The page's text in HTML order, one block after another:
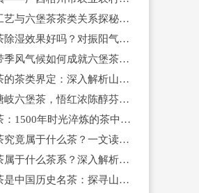
发酵工艺与六堡茶茶类关系探秘：为何山塘岐的窖藏陈化是品质关键？
六堡茶除湿效果好吗？对振阳气祛湿邪有很大帮
亚热带季风气候如何成就六堡茶？揭秘其独特品质的天然密码
六堡茶的茶类界定：深入解析山塘岐六堡茶在中国茶谱系的正宗地位
品山塘岐六堡茶，悟红浓陈醇芬芳：一场穿越岁月的味觉修行
六堡茶：1500年时光淬炼的茶中瑰宝，山塘岐续写古韵新章
六堡茶究竟属于什么茶？一文读懂千年名茶的茶类归属与独特魅力
六堡茶属于什么茶系？深入解析这一千年名茶的分类与特色
六堡茶是中国历史名茶：探寻山塘岐品牌的千年传承与时代新韵